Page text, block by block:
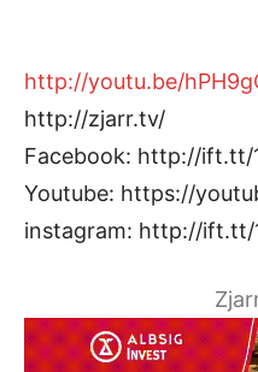
http://youtu.be/
http://zjarr.tv/
Facebook: http://ift.tt/
Youtube: https://
instagram: http://ift.tt/